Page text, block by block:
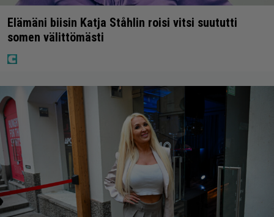
Elämäni biisin Katja Ståhlin roisi vitsi suututti
somen välittömästi